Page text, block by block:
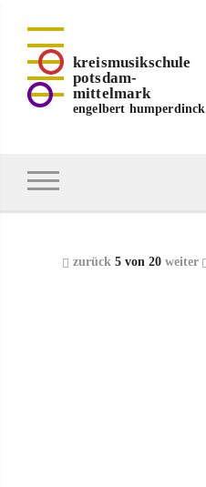
kreismusikschule
potsdam-
mittelmark
engelbert humperdinck
zurück5 von 20 weiter